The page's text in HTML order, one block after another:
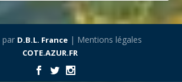
par D.B.L. France| Mentions légales
COTE.AZUR.FR